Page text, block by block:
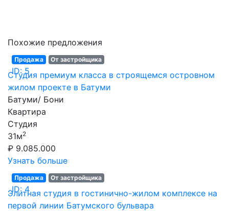
Похожие предложения
Продажа От застройщика
ID: 5
Студия премиум класса в строящемся островном
жилом проекте в Батуми
Батуми/ Бони
Квартира
Студия
31м2
₽ 9.085.000
Узнать больше
Продажа От застройщика
ID: 4
Элитная студия в гостинично-жилом комплексе на
первой линии Батумского бульвара